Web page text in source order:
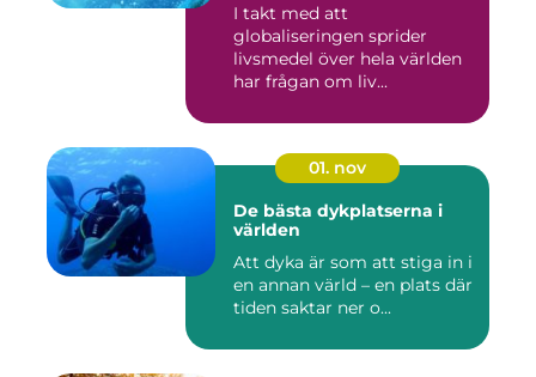
I takt med att
globaliseringen sprider
livsmedel över hela världen
har frågan om liv...
01. nov
De bästa dykplatserna i
världen
Att dyka är som att stiga in i
en annan värld – en plats där
tiden saktar ner o...